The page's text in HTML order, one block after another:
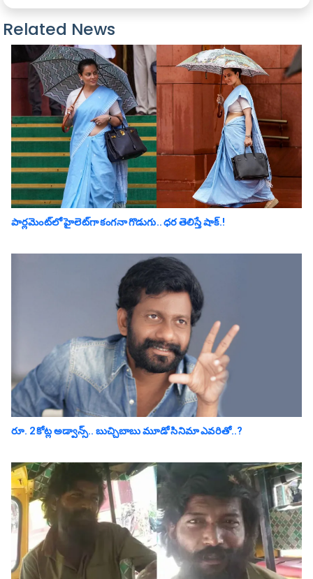
Related News
పార్లమెంట్‌లో హైలెట్‌గా కంగనా గొడుగు.. ధ‌ర తెలిస్తే షాక్‌.!
రూ. 2 కోట్ల అడ్వాన్స్.. బుచ్చిబాబు మూడో సినిమా ఎవ‌రితో..?